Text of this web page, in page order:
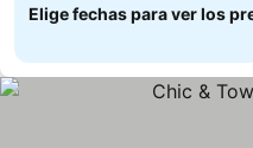
Elige fechas para ver los